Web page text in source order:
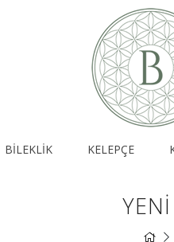
BİLEKLİK KELEPÇE